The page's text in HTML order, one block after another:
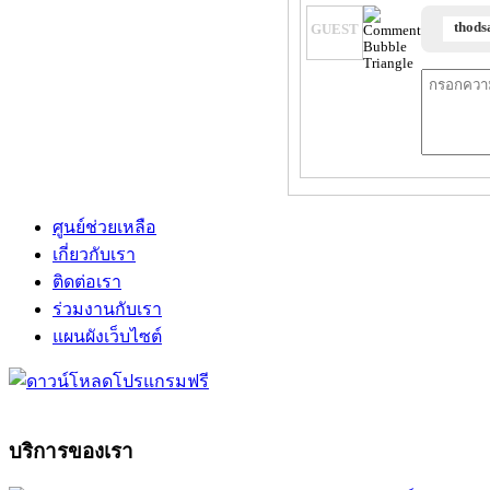
GUEST
ศูนย์ช่วยเหลือ
เกี่ยวกับเรา
ติดต่อเรา
ร่วมงานกับเรา
แผนผังเว็บไซต์
บริการของเรา